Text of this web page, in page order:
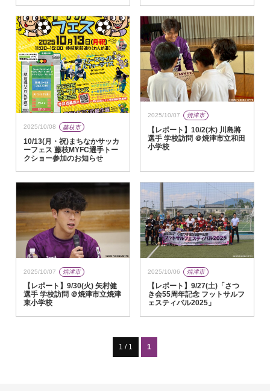
2025/10/08 藤枝市
10/13(月・祝)まちなかサッカ
ーフェス 藤枝MYFC選手トー
クショー参加のお知らせ
2025/10/07 焼津市
【レポート】10/2(木) 川島將
選手 学校訪問 ＠焼津市立和田
小学校
2025/10/07 焼津市
【レポート】9/30(火) 矢村健
選手 学校訪問 ＠焼津市立焼津
東小学校
2025/10/06 焼津市
【レポート】9/27(土)「さつ
き会55周年記念 フットサルフ
ェスティバル2025」
1 / 1 1